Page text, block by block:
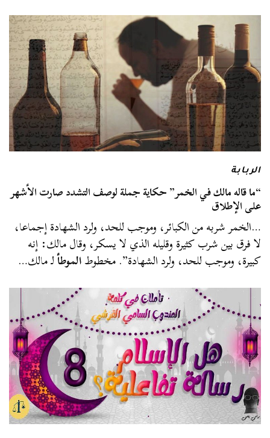
الربابة
“ما قاله مالك في الخمر” حكاية جملة لوصف التشدد صارت الأشهر
على الإطلاق
…الخمر شربه من الكبائر، وموجب للحد، ولرد الشهادة إجماعا،
لا فرق بين شرب كثيرة وقليله الذي لا يسكر، وقال مالك: إنه
كبيرة، وموجب للحد، ولرد الشهادة”. مخطوطالموطألـ مالك…